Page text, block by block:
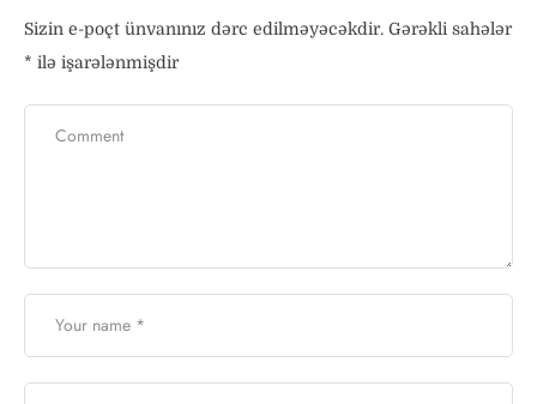
Sizin e-poçt ünvanınız dərc edilməyəcəkdir. Gərəkli sahələr
* ilə işarələnmişdir